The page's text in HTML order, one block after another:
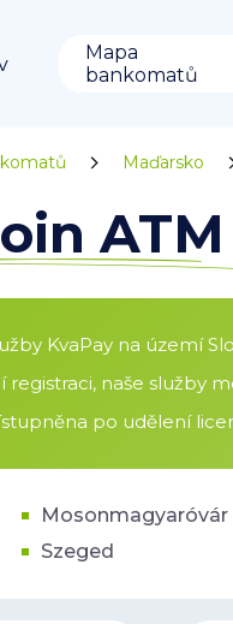
Mapa
bankomatů
Maďarsko
KvaPay na území
naše služby
po udělení
Mosonmagyaróvár
Szeged